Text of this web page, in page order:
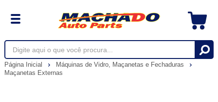
Página Inicial
Máquinas de Vidro, Maçanetas e Fechaduras
Maçanetas Externas